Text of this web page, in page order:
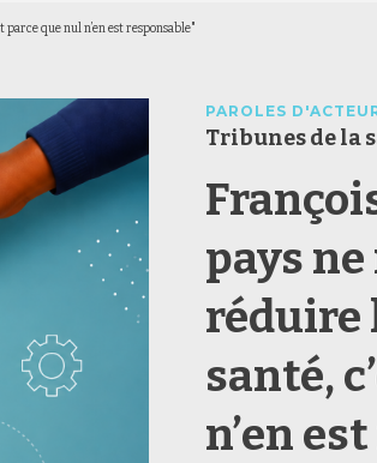
que nul n’en est responsable"
PAROLES
Tribunes de la
pays
réduire
santé,
n’en